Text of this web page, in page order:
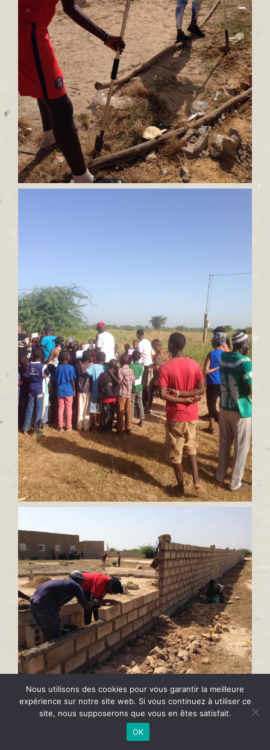
Nous utilisons des cookies pour vous garantir la meilleure
expérience sur notre site web. Si vous continuez à utiliser ce
site, nous supposerons que vous en êtes satisfait.
OK